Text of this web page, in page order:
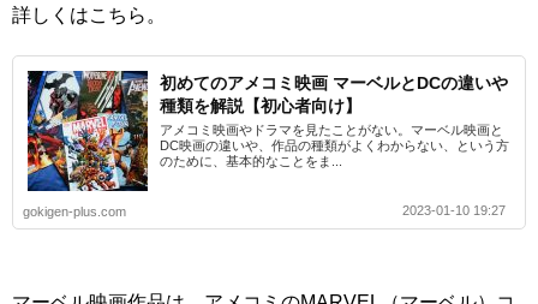
詳しくはこちら。
初めてのアメコミ映画 マーベルとDCの違いや
種類を解説【初心者向け】
アメコミ映画やドラマを見たことがない。マーベル映画と
DC映画の違いや、作品の種類がよくわからない、という方
のために、基本的なことをま...
gokigen-plus.com 2023-01-10 19:27